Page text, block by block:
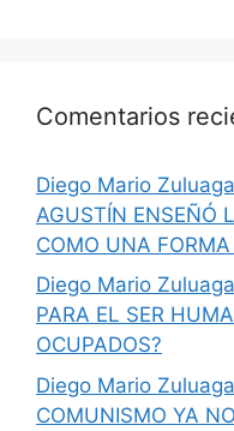
Comentarios
Diego Mario
AGUSTÍN ENSEÑÓ
COMO UNA
Diego Mario
PARA EL SER
OCUPADOS?
Diego Mario
COMUNISMO YA